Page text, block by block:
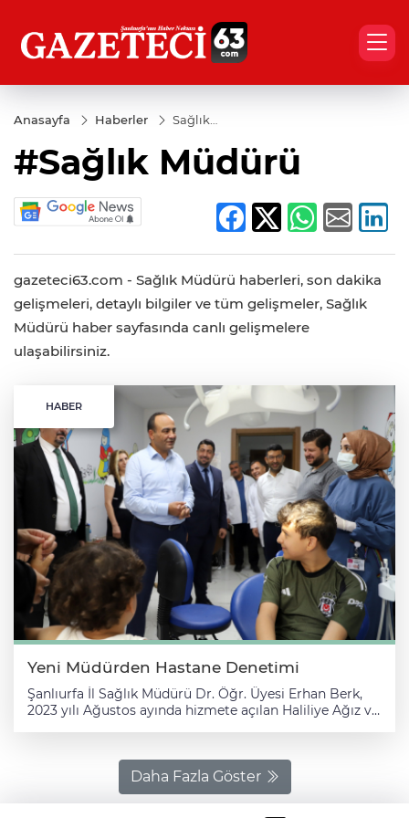
Anasayfa Haberler
Sağlık
#Sağlık Müdürü
gazeteci63.com - Sağlık Müdürü haberleri, son dakika
gelişmeleri, detaylı bilgiler ve tüm gelişmeler, Sağlık
Müdürü haber sayfasında canlı gelişmelere
ulaşabilirsiniz.
HABER
Yeni Müdürden Hastane Denetimi
Şanlıurfa İl Sağlık Müdürü Dr. Öğr. Üyesi Erhan Berk,
2023 yılı Ağustos ayında hizmete açılan Haliliye Ağız ve
hizmetleri ve işleyişi değerlendirildi. Dr. Berk, hastane
başhekimi Dt. Abdullah Arserim ile birlikte hastanedeki
klinik düzen, poliklinik hizmetlerinin işleyişi, diş
hekimlerinin hasta kabul kapasiteleri, protez
Daha Fazla Göster